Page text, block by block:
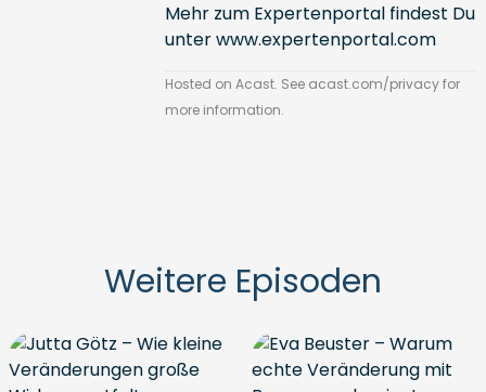
Mehr zum Expertenportal findest Du
unterwww.expertenportal.com
Hosted on Acast. See acast.com/privacyfor
more information.
Weitere Episoden